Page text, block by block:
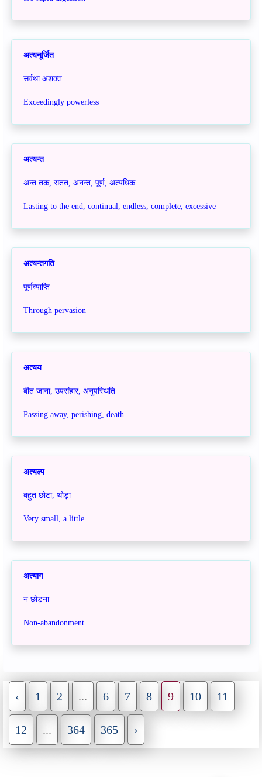
अत्यनूर्जित
सर्वथा अशक्त
Exceedingly powerless
अत्यन्त
अन्त तक, सतत, अनन्त, पूर्ण, अत्यधिक
Lasting to the end, continual, endless, complete, excessive
अत्यन्तगति
पूर्णव्याप्ति
Through pervasion
अत्यय
बीत जाना, उपसंहार, अनुपस्थिति
Passing away, perishing, death
अत्यल्प
बहुत छोटा, थोड़ा
Very small, a little
अत्याग
न छोड़ना
Non-abandonment
‹ 1 2 ... 6 7 8 9 10 11
12 ... 364 365 ›